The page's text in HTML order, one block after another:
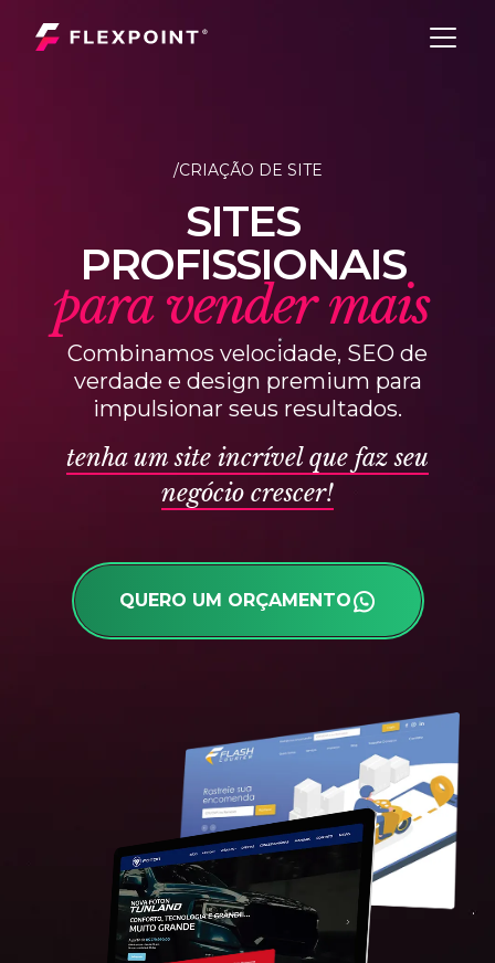
/CRIAÇÃO DE SITE
SITES
PROFISSIONAIS
para vender mais
Combinamos velocidade, SEO de
verdade e design premium para
impulsionar seus resultados.
tenha um site incrível que faz seu
negócio crescer!
QUERO UM ORÇAMENTO